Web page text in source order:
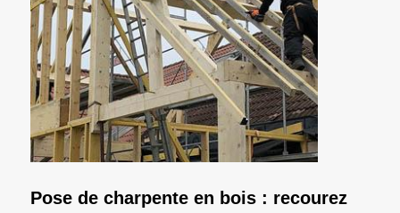
Pose de charpente en bois : recourez